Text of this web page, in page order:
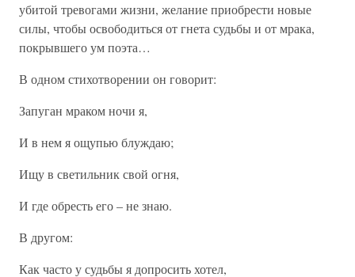
убитой тревогами жизни, желание приобрести новые
силы, чтобы освободиться от гнета судьбы и от мрака,
покрывшего ум поэта…
В одном стихотворении он говорит:
Запуган мраком ночи я,
И в нем я ощупью блуждаю;
Ищу в светильник свой огня,
И где обресть его – не знаю.
В другом:
Как часто у судьбы я допросить хотел,